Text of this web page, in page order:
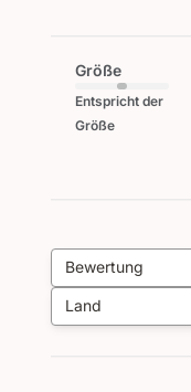
Größe
Entspricht der
Größe
Bewertung
Alle Bewertungen
Land
Alle